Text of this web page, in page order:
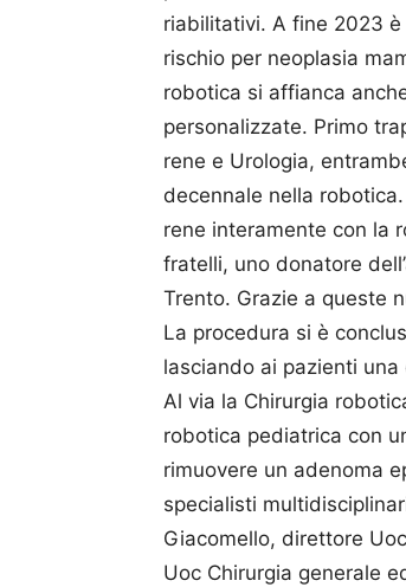
riabilitativi. A fine 2023
rischio per neoplasia
robotica si affianca
personalizzate. Primo
rene e Urologia,
decennale nella
rene interamente con la
fratelli, uno donatore
Trento. Grazie a queste
La procedura si è
lasciando ai pazienti
Al via la Chirurgia
robotica pediatrica con
rimuovere un adenoma
specialisti
Giacomello, direttore
Uoc Chirurgia generale